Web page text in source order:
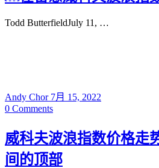
Todd ButterfieldJuly 11, …
Andy Chor 7月 15, 2022
0 Comments
威科夫波浪指数价格走
间的顶部